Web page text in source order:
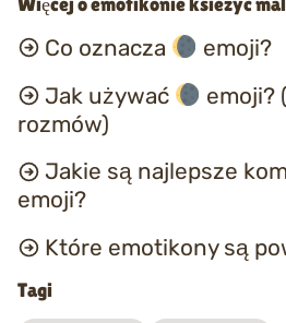
Więcej o emotikonie ksiezyc
Co oznacza
emoji?
Jak używać
emoji?
rozmów)
Jakie są najlepsze
emoji?
Które emotikony są
Tagi